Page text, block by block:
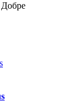
Добре